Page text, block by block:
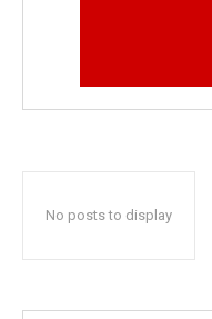
No posts to display